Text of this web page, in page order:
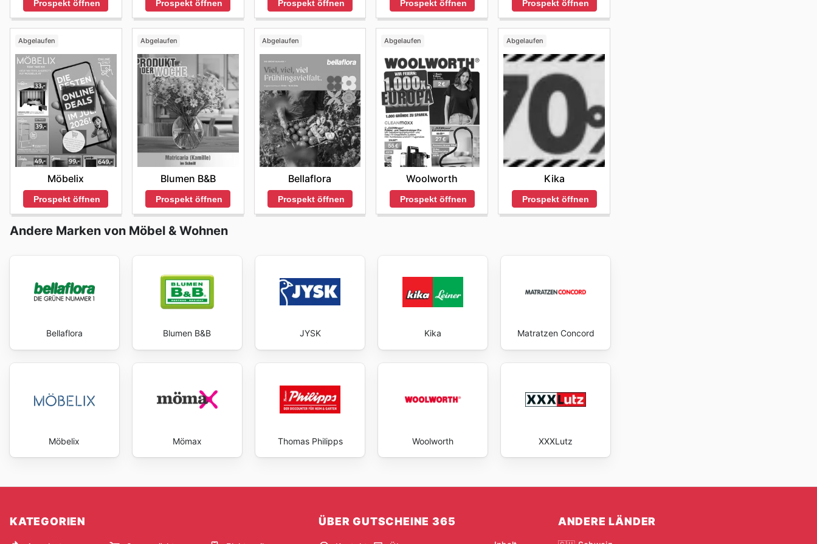
Prospekt öffnen Prospekt öffnen Prospekt öffnen Prospekt öffnen Prospekt öffnen
Abgelaufen
Möbelix
Prospekt öffnen
Abgelaufen
Blumen B&B
Prospekt öffnen
Abgelaufen
Bellaflora
Prospekt öffnen
Abgelaufen
Woolworth
Prospekt öffnen
Abgelaufen
Kika
Prospekt öffnen
Andere Marken von Möbel & Wohnen
Bellaflora Blumen B&B JYSK Kika Matratzen Concord
Möbelix Mömax Thomas Philipps Woolworth XXXLutz
KATEGORIEN ÜBER GUTSCHEINE 365 ANDERE LÄNDER